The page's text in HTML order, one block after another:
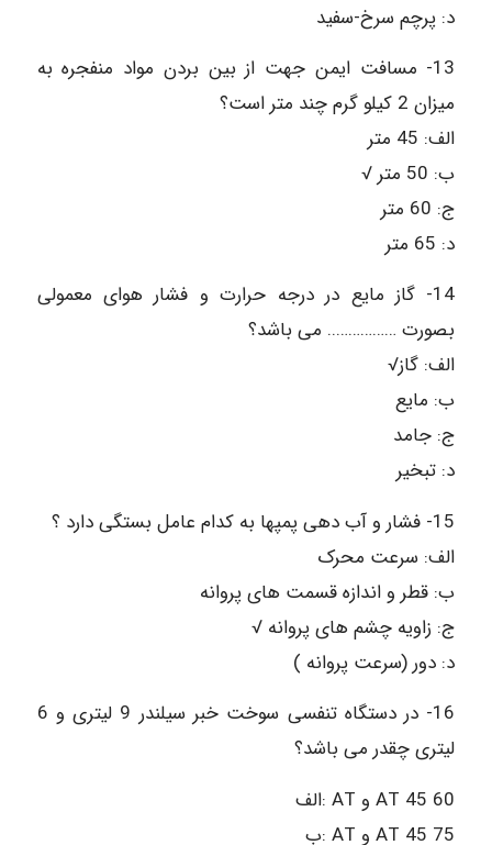
د: پرچم سرخ-سفید
13- مسافت ایمن جهت از بین بردن مواد منفجره به
میزان 2 کیلو گرم چند متر است؟
الف: 45 متر
ب: 50 متر √
ج: 60 متر
د: 65 متر
14- گاز مایع در درجه حرارت و فشار هوای معمولی
بصورت …………….. می باشد؟
الف: گاز√
ب: مایع
ج: جامد
د: تبخیر
15- فشار و آب دهی پمپها به کدام عامل بستگی دارد ؟
الف: سرعت محرک
ب: قطر و اندازه قسمت های پروانه
ج: زاویه چشم های پروانه √
د: دور (سرعت پروانه )
16- در دستگاه تنفسی سوخت خبر سیلندر 9 لیتری و 6
لیتری چقدر می باشد؟
60 AT 45 و AT :الف
75 AT 45 و AT :ب